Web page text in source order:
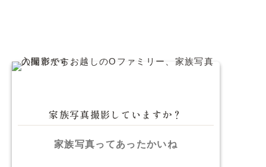
家族写真撮影していますか？
家族写真ってあったかいね